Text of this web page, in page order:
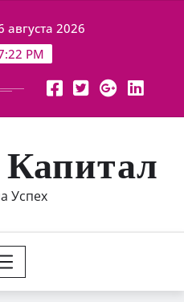
августа 2026
PM
Успех